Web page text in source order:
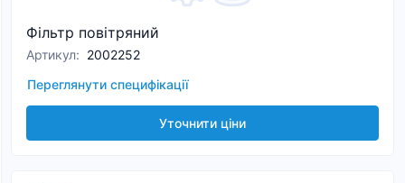
Фільтр повітряний
Артикул: 2002252
Переглянути специфікації
Уточнити ціни